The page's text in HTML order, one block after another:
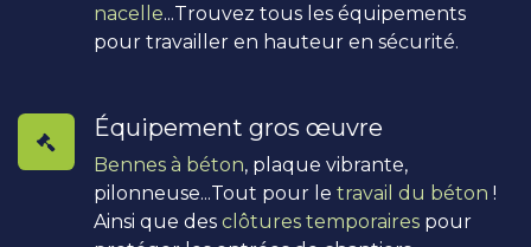
nacelle...Trouvez tous les équipements
pour travailler en hauteur en sécurité.
Équipement gros œuvre
Bennes à béton, plaque vibrante,
pilonneuse...Tout pour le travail du béton !
Ainsi que des clôtures temporaires pour